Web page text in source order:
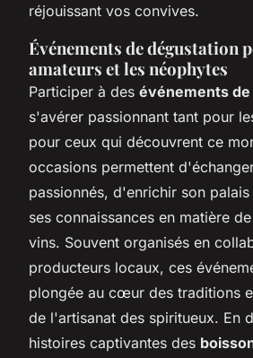
réjouissant vos convives.
Événements de dégustation
amateurs et les néophytes
Participer à des événements
s'avérer passionnant tant pour
pour ceux qui découvrent ce
occasions permettent
passionnés, d'enrichir son
ses connaissances en matière
vins. Souvent organisés en
producteurs locaux, ces
plongée au cœur des traditions
de l'artisanat des spiritueux. En
histoires captivantes des